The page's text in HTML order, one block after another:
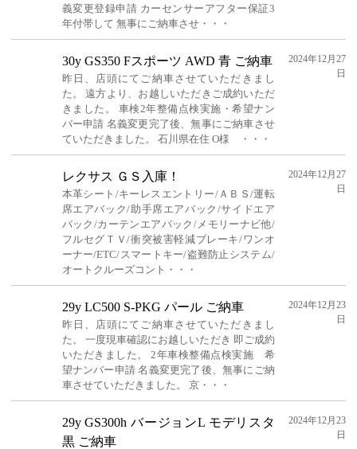
義変更登録申請 カーセンサーアフター保証3
年付帯して 無事にご納車させ・・・
30y GS350 Fスポーツ AWD 青 ご納車
昨日、店頭にてご納車させていただきまし
た。 遠方より、お越しいただきご成約いただ
きました。 車検2年整備点検実施・希望ナン
バー申請 名義変更完了後、無事にご納車させ
ていただきました。 石川県在住 O様 ・・・
2024年12月27
日
レクサス ＧＳ入庫！
本革シート/キーレスエントリー/ＡＢＳ/運転
席エアバック/助手席エアバック/サイドエア
バック/カーテンエアバック/メモリーナビ他/
フルセグＴＶ/衝突被害軽減ブレーキ/ワンオ
ーナー/ETC/スマートキー/盗難防止システム/
オートクルーズコント・・・
2024年12月27
日
29y LC500 S-PKG パール ご納車
昨日、店頭にてご納車させていただきまし
た。 一度現車確認にお越しいただき 即ご成約
いただきました。 2年車検整備点検実施 希
望ナンバー申請 名義変更完了後、無事にご納
車させていただきました。 京・・・
2024年12月23
日
29y GS300h バージョンL モデリスタ
黒 ご納車
2024年12月23
日